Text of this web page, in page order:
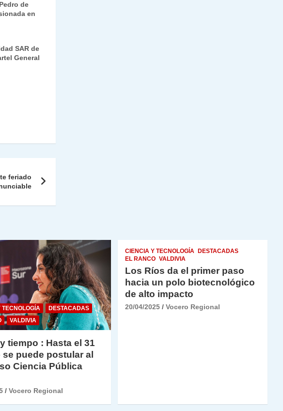
de
en
SAR de
General
feriado
TECNOLOGÍA
DESTACADAS
VALDIVIA
tiempo : Hasta el 31
puede postular al
Ciencia Pública
Vocero Regional
CIENCIA Y TECNOLOGÍA
DESTACADAS
EL RANCO VALDIVIA
Los Ríos da el primer paso
hacia un polo biotecnológico
de alto impacto
20/04/2025 Vocero Regional